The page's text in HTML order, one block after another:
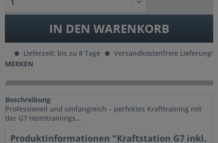
IN DEN WARENKORB
Versandkostenfreie Lieferung!
Lieferzeit: bis zu 8 Tage
MERKEN
Beschreibung
Professionell und umfangreich – perfektes Krafttraining mit
der G7 Heimtrainings...
Produktinformationen "Kraftstation G7 inkl.